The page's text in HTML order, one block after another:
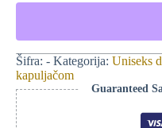
sa
zlatni
monogram
382ME/srce
leđima
количина
Šifra: - Kategorija: Uniseks
kapuljačom
Guaranteed